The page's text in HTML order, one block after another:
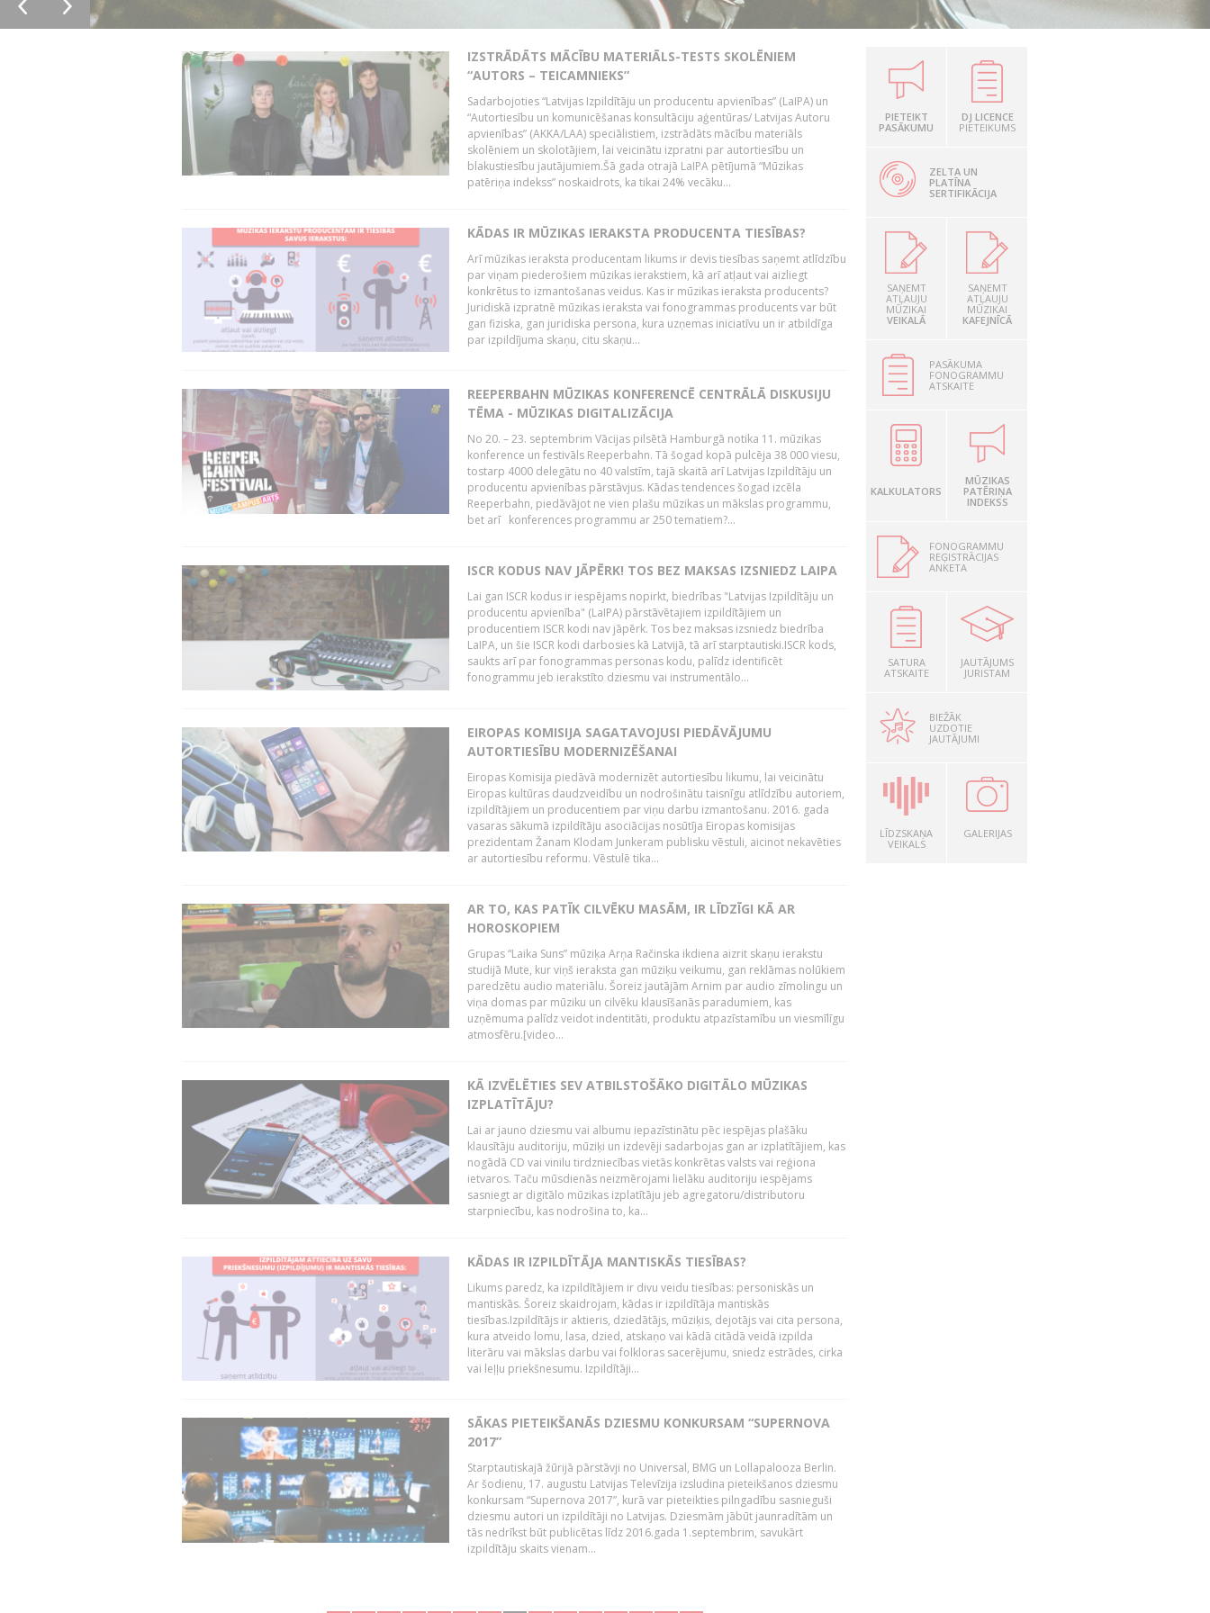
IZSTRĀDĀTS MĀCĪBU MATERIĀLS-TESTS SKOLĒNIEM
“AUTORS – TEICAMNIEKS”
Sadarbojoties “Latvijas Izpildītāju un producentu apvienības” (LaIPA) un
“Autortiesību un komunicēšanas konsultāciju aģentūras/ Latvijas Autoru
apvienības” (AKKA/LAA) speciālistiem, izstrādāts mācību materiāls
skolēniem un skolotājiem, lai veicinātu izpratni par autortiesību un
blakustiesību jautājumiem.Šā gada otrajā LaIPA pētījumā “Mūzikas
patēriņa indekss” noskaidrots, ka tikai 24% vecāku...
KĀDAS IR MŪZIKAS IERAKSTA PRODUCENTA TIESĪBAS?
Arī mūzikas ieraksta producentam likums ir devis tiesības saņemt atlīdzību
par viņam piederošiem mūzikas ierakstiem, kā arī atļaut vai aizliegt
konkrētus to izmantošanas veidus. Kas ir mūzikas ieraksta producents?
Juridiskā izpratnē mūzikas ieraksta vai fonogrammas producents var būt
gan fiziska, gan juridiska persona, kura uzņemas iniciatīvu un ir atbildīga
par izpildījuma skaņu, citu skaņu...
REEPERBAHN MŪZIKAS KONFERENCĒ CENTRĀLĀ DISKUSIJU
TĒMA - MŪZIKAS DIGITALIZĀCIJA
No 20. – 23. septembrim Vācijas pilsētā Hamburgā notika 11. mūzikas
konference un festivāls Reeperbahn. Tā šogad kopā pulcēja 38 000 viesu,
tostarp 4000 delegātu no 40 valstīm, tajā skaitā arī Latvijas Izpildītāju un
producentu apvienības pārstāvjus. Kādas tendences šogad izcēla
Reeperbahn, piedāvājot ne vien plašu mūzikas un mākslas programmu,
bet arī konferences programmu ar 250 tematiem?...
ISCR KODUS NAV JĀPĒRK! TOS BEZ MAKSAS IZSNIEDZ LAIPA
Lai gan ISCR kodus ir iespējams nopirkt, biedrības "Latvijas Izpildītāju un
producentu apvienība" (LaIPA) pārstāvētajiem izpildītājiem un
producentiem ISCR kodi nav jāpērk. Tos bez maksas izsniedz biedrība
LaIPA, un šie ISCR kodi darbosies kā Latvijā, tā arī starptautiski.ISCR kods,
saukts arī par fonogrammas personas kodu, palīdz identificēt
fonogrammu jeb ierakstīto dziesmu vai instrumentālo...
EIROPAS KOMISIJA SAGATAVOJUSI PIEDĀVĀJUMU
AUTORTIESĪBU MODERNIZĒŠANAI
Eiropas Komisija piedāvā modernizēt autortiesību likumu, lai veicinātu
Eiropas kultūras daudzveidību un nodrošinātu taisnīgu atlīdzību autoriem,
izpildītājiem un producentiem par viņu darbu izmantošanu. 2016. gada
vasaras sākumā izpildītāju asociācijas nosūtīja Eiropas komisijas
prezidentam Žanam Klodam Junkeram publisku vēstuli, aicinot nekavēties
ar autortiesību reformu. Vēstulē tika...
AR TO, KAS PATĪK CILVĒKU MASĀM, IR LĪDZĪGI KĀ AR
HOROSKOPIEM
Grupas “Laika Suns” mūziķa Arņa Račinska ikdiena aizrit skaņu ierakstu
studijā Mute, kur viņš ieraksta gan mūziķu veikumu, gan reklāmas nolūkiem
paredzētu audio materiālu. Šoreiz jautājām Arnim par audio zīmolingu un
viņa domas par mūziku un cilvēku klausīšanās paradumiem, kas
uzņēmuma palīdz veidot indentitāti, produktu atpazīstamību un viesmīlīgu
atmosfēru.[video...
KĀ IZVĒLĒTIES SEV ATBILSTOŠĀKO DIGITĀLO MŪZIKAS
IZPLATĪTĀJU?
Lai ar jauno dziesmu vai albumu iepazīstinātu pēc iespējas plašāku
klausītāju auditoriju, mūziķi un izdevēji sadarbojas gan ar izplatītājiem, kas
nogādā CD vai vinilu tirdzniecības vietās konkrētas valsts vai reģiona
ietvaros. Taču mūsdienās neizmērojami lielāku auditoriju iespējams
sasniegt ar digitālo mūzikas izplatītāju jeb agregatoru/distributoru
starpniecību, kas nodrošina to, ka...
KĀDAS IR IZPILDĪTĀJA MANTISKĀS TIESĪBAS?
Likums paredz, ka izpildītājiem ir divu veidu tiesības: personiskās un
mantiskās. Šoreiz skaidrojam, kādas ir izpildītāja mantiskās
tiesības.Izpildītājs ir aktieris, dziedātājs, mūziķis, dejotājs vai cita persona,
kura atveido lomu, lasa, dzied, atskaņo vai kādā citādā veidā izpilda
literāru vai mākslas darbu vai folkloras sacerējumu, sniedz estrādes, cirka
vai leļļu priekšnesumu. Izpildītāji...
SĀKAS PIETEIKŠANĀS DZIESMU KONKURSAM “SUPERNOVA
2017”
Starptautiskajā žūrijā pārstāvji no Universal, BMG un Lollapalooza Berlin.
Ar šodienu, 17. augustu Latvijas Televīzija izsludina pieteikšanos dziesmu
konkursam “Supernova 2017”, kurā var pieteikties pilngadību sasnieguši
dziesmu autori un izpildītāji no Latvijas. Dziesmām jābūt jaunradītām un
tās nedrīkst būt publicētas līdz 2016.gada 1.septembrim, savukārt
izpildītāju skaits vienam...
PIETEIKT
PASĀKUMU
DJ LICENCE
PIETEIKUMS
ZELTA UN
PLATĪNA
SERTIFIKĀCIJA
SAŅEMT
ATĻAUJU
MŪZIKAI
VEIKALĀ
SAŅEMT
ATĻAUJU
MŪZIKAI
KAFEJNĪCĀ
PASĀKUMA
FONOGRAMMU
ATSKAITE
KALKULATORS
MŪZIKAS
PATĒRIŅA
INDEKSS
FONOGRAMMU
REĢISTRĀCIJAS
ANKETA
SATURA
ATSKAITE
JAUTĀJUMS
JURISTAM
BIEŽĀK
UZDOTIE
JAUTĀJUMI
LĪDZSKAŅA
VEIKALS
GALERIJAS